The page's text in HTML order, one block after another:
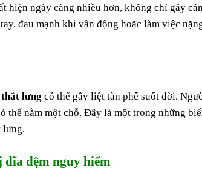
hiện ngày càng nhiều hơn, không chỉ gây
đau mạnh khi vận động hoặc làm việc
thắt lưng có thể gây liệt tàn phế suốt đời.
thể nằm một chỗ. Đây là một trong những
lưng.
đĩa đệm nguy hiểm